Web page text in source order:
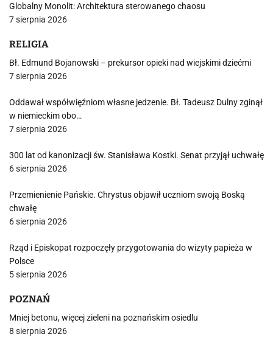
Globalny Monolit: Architektura sterowanego chaosu
7 sierpnia 2026
RELIGIA
Bł. Edmund Bojanowski – prekursor opieki nad wiejskimi dziećmi
7 sierpnia 2026
Oddawał współwięźniom własne jedzenie. Bł. Tadeusz Dulny zginął
w niemieckim obo…
7 sierpnia 2026
300 lat od kanonizacji św. Stanisława Kostki. Senat przyjął uchwałę
6 sierpnia 2026
Przemienienie Pańskie. Chrystus objawił uczniom swoją Boską
chwałę
6 sierpnia 2026
Rząd i Episkopat rozpoczęły przygotowania do wizyty papieża w
Polsce
5 sierpnia 2026
POZNAŃ
Mniej betonu, więcej zieleni na poznańskim osiedlu
8 sierpnia 2026